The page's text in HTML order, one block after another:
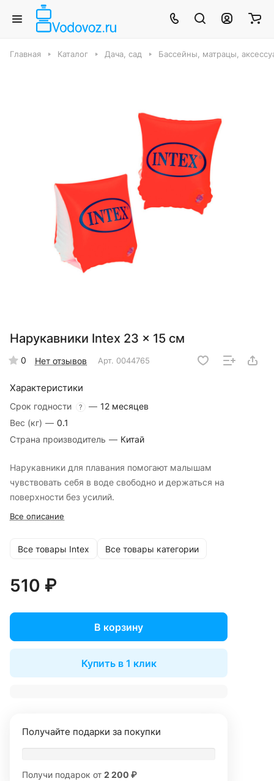
Главная Каталог Дача, сад Бассейны, матрацы,
Нарукавники Intex 23 x 15 см
0 Нет отзывов Арт. 0044765
Характеристики
Срок годности ? — 12 месяцев
Вес (кг) — 0.1
Страна производитель — Китай
Нарукавники для плавания помогают малышам
чувствовать себя в воде свободно и держаться на
поверхности без усилий.
Все описание
Все товары Intex Все товары категории
510 ₽
В корзину
Купить в 1 клик
Получайте подарки за покупки
Получи подарок от 2 200 ₽